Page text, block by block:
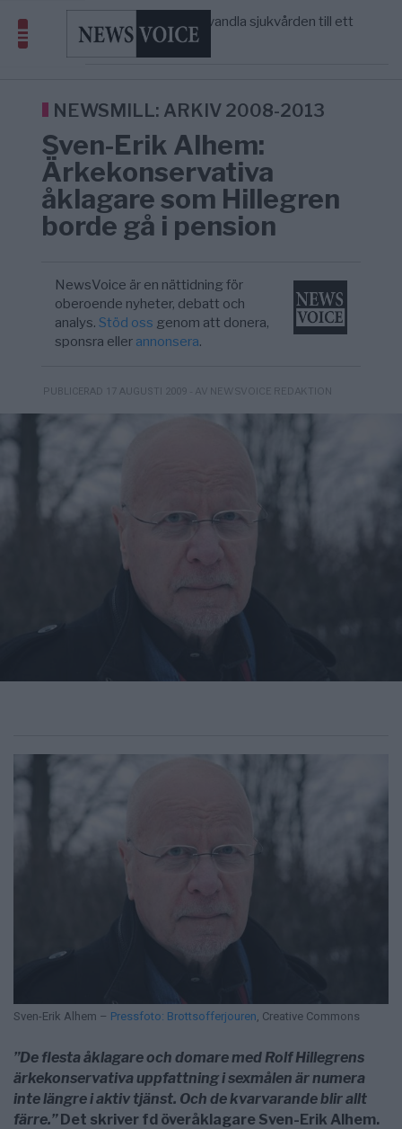
5/8
S och KD vill omvandla sjukvården till ett
geografiskt apartheidsystem
AFRIKA
Massiv anstormning till Ceuta – Misstankar
America” – Finally
NEWSMILL: ARKIV 2008-2013
Sven-Erik Alhem:
Ärkekonservativa
åklagare som Hillegren
borde gå i pension
NewsVoice är en nättidning för
oberoende nyheter, debatt och
analys.Stöd oss genom att donera,
sponsra eller annonsera.
PUBLICERAD 17 AUGUSTI 2009 - AV NEWSVOICE REDAKTION
Sven-Erik Alhem – Pressfoto: Brottsofferjouren , Creative Commons
”De flesta åklagare och domare med Rolf Hillegrens
ärkekonservativa uppfattning i sexmålen är numera
inte längre i aktiv tjänst. Och de kvarvarande blir allt
färre.”Det skriver fd överåklagare Sven-Erik Alhem.